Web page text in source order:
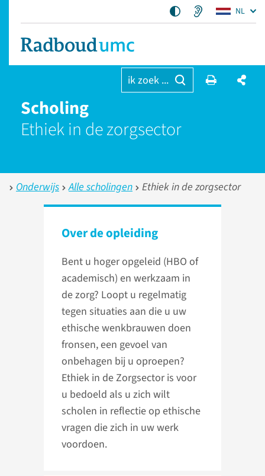
NL
ik zoek ...
Scholing
Ethiek in de zorgsector
Onderwijs Alle scholingen Ethiek in de zorgsector
Over de opleiding
Bent u hoger opgeleid (HBO of
academisch) en werkzaam in
de zorg? Loopt u regelmatig
tegen situaties aan die u uw
ethische wenkbrauwen doen
fronsen, een gevoel van
onbehagen bij u oproepen?
Ethiek in de Zorgsector is voor
u bedoeld als u zich wilt
scholen in reflectie op ethische
vragen die zich in uw werk
voordoen.